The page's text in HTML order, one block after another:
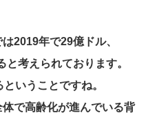
2019年で29億ドル、
考えられております。
いうことですね。
で高齢化が進んでいる背